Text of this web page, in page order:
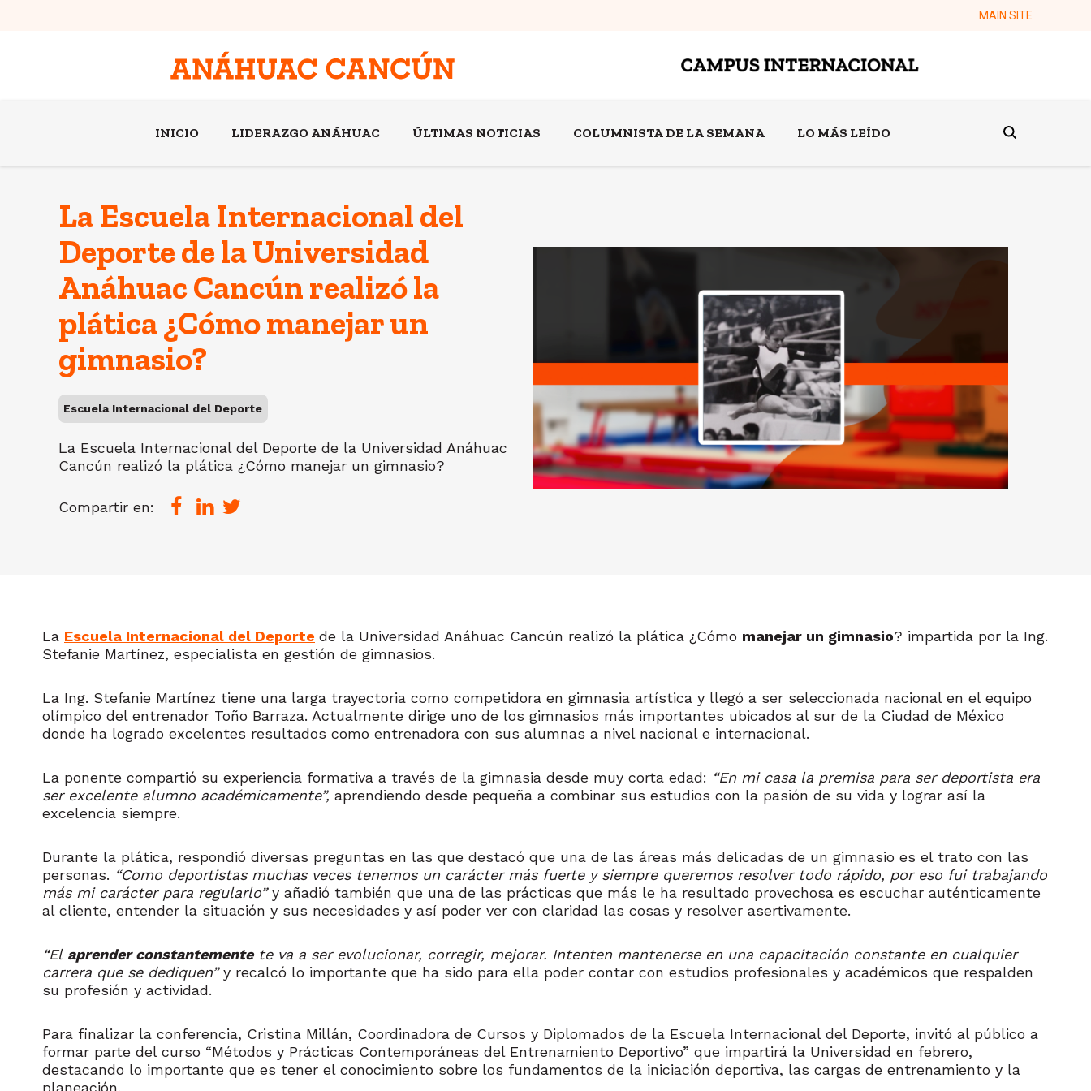
MAIN SITE
INICIO LIDERAZGO ANÁHUAC ÚLTIMAS NOTICIAS COLUMNISTA DE LA SEMANA LO MÁS LEÍDO
La Escuela Internacional del
Deporte de la Universidad
Anáhuac Cancún realizó la
plática ¿Cómo manejar un
gimnasio?
Escuela Internacional del Deporte
La Escuela Internacional del Deporte de la Universidad Anáhuac
Cancún realizó la plática ¿Cómo manejar un gimnasio?
Compartir en:
La Escuela Internacional del Deporte de la Universidad Anáhuac Cancún realizó la plática ¿Cómo manejar un gimnasio? impartida por la Ing.
Stefanie Martínez, especialista en gestión de gimnasios.
La Ing. Stefanie Martínez tiene una larga trayectoria como competidora en gimnasia artística y llegó a ser seleccionada nacional en el equipo
olímpico del entrenador Toño Barraza. Actualmente dirige uno de los gimnasios más importantes ubicados al sur de la Ciudad de México
donde ha logrado excelentes resultados como entrenadora con sus alumnas a nivel nacional e internacional.
La ponente compartió su experiencia formativa a través de la gimnasia desde muy corta edad: “En mi casa la premisa para ser deportista era
ser excelente alumno académicamente”, aprendiendo desde pequeña a combinar sus estudios con la pasión de su vida y lograr así la
excelencia siempre.
Durante la plática, respondió diversas preguntas en las que destacó que una de las áreas más delicadas de un gimnasio es el trato con las
personas. “Como deportistas muchas veces tenemos un carácter más fuerte y siempre queremos resolver todo rápido, por eso fui trabajando
más mi carácter para regularlo”y añadió también que una de las prácticas que más le ha resultado provechosa es escuchar auténticamente
al cliente, entender la situación y sus necesidades y así poder ver con claridad las cosas y resolver asertivamente.
“El aprender constantementete va a ser evolucionar, corregir, mejorar. Intenten mantenerse en una capacitación constante en cualquier
carrera que se dediquen”y recalcó lo importante que ha sido para ella poder contar con estudios profesionales y académicos que respalden
su profesión y actividad.
Para finalizar la conferencia, Cristina Millán, Coordinadora de Cursos y Diplomados de la Escuela Internacional del Deporte, invitó al público a
formar parte del curso “Métodos y Prácticas Contemporáneas del Entrenamiento Deportivo” que impartirá la Universidad en febrero,
destacando lo importante que es tener el conocimiento sobre los fundamentos de la iniciación deportiva, las cargas de entrenamiento y la
planeación.